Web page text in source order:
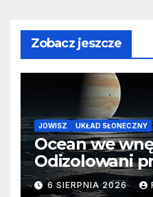
Zobacz jeszcze
JOWISZ UKŁAD SŁONECZNY
Ocean we
Odizolowani
barierę
6 SIERPNIA 2026